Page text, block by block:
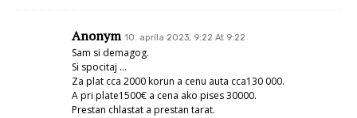
Anonym 10. apríla 2023, 9:22 At 9:22
Sam si demagog.
Si spocitaj …
Za plat cca 2000 korun a cenu auta cca130 000.
A pri plate1500€ a cena ako pises 30000.
Prestan chlastat a prestan tarat.